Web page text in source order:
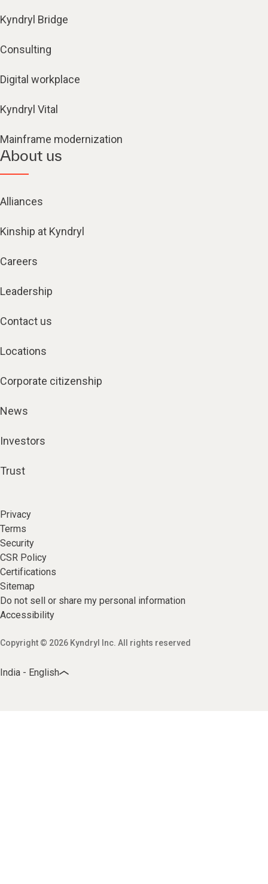
Kyndryl Bridge
Consulting
Digital workplace
Kyndryl Vital
Mainframe modernization
About us
Alliances
Kinship at Kyndryl
Careers
Leadership
Contact us
Locations
Corporate citizenship
News
Investors
Trust
Privacy
Terms
Security
CSR Policy
Certifications
Sitemap
Do not sell or share my personal information
Accessibility
Copyright © 2026 Kyndryl Inc. All rights reserved
India - English